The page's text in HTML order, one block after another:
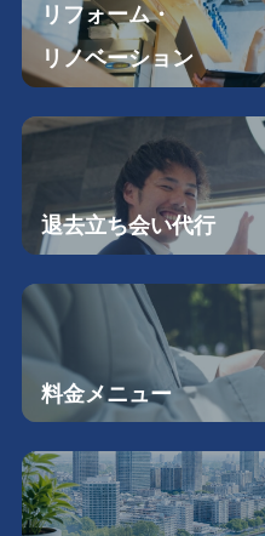
リフォーム・
リノベーション
退去立ち会い代行
料金メニュー